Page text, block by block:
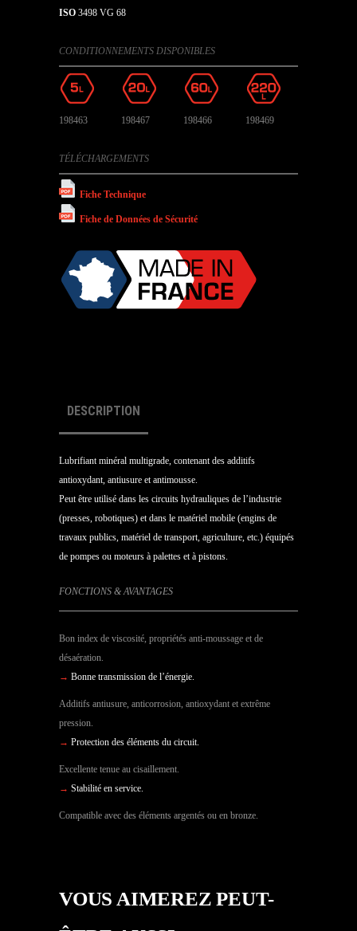
ISO 3498 VG 68
CONDITIONNEMENTS DISPONIBLES
198463 198467 198466 198469
TÉLÉCHARGEMENTS
Fiche Technique
Fiche de Données de Sécurité
DESCRIPTION
Lubrifiant minéral multigrade, contenant des additifs
antioxydant, antiusure et antimousse.
Peut être utilisé dans les circuits hydrauliques de l’industrie
(presses, robotiques) et dans le matériel mobile (engins de
travaux publics, matériel de transport, agriculture, etc.) équipés
de pompes ou moteurs à palettes et à pistons.
FONCTIONS & AVANTAGES
Bon index de viscosité, propriétés anti-moussage et de
désaération.
→ Bonne transmission de l’énergie.
Additifs antiusure, anticorrosion, antioxydant et extrême
pression.
→ Protection des éléments du circuit.
Excellente tenue au cisaillement.
→ Stabilité en service.
Compatible avec des éléments argentés ou en bronze.
VOUS AIMEREZ PEUT-